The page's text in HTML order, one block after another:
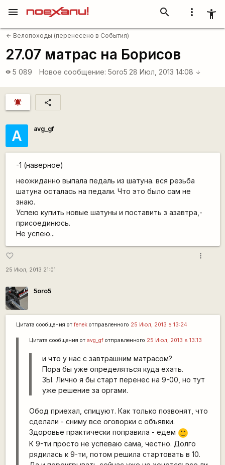
more_vert accessibility_new
search
menu
arrow_back Велопоходы (перенесено в События)
27.07 матрас на Борисов
visibility 5 089 Новое сообщение: 5oro5 28 Июл, 2013 14:08 arrow_downward
notifications_active share
А avg_gf
-1 (наверное)
неожиданно выпала педаль из шатуна. вся резьба
шатуна осталась на педали. Что это было сам не
знаю.
Успею купить новые шатуны и поставить з азавтра,-
присоединюсь.
Не успею...
favorite_border
25 Июл, 2013 21:01
more_vert
5oro5
Цитата сообщения от fenekотправленного 25 Июл, 2013 в 13:24
Цитата сообщения от avg_gfотправленного 25 Июл, 2013 в 13:13
и что у нас с завтрашним матрасом?
Пора бы уже определяться куда ехать.
ЗЫ. Лично я бы старт перенес на 9-00, но тут
уже решение за оргами.
Обод приехал, спицуют. Как только позвонят, что
сделали - сниму все оговорки с объявки.
Здоровье практически поправила - едем
:)
К 9-ти просто не успеваю сама, честно. Долго
рядилась к 9-ти, потом решила стартовать в 10.